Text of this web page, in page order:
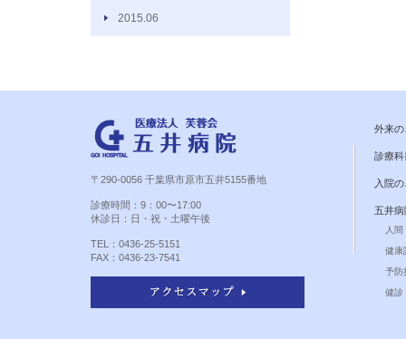
2015.06
〒290-0056 千葉県市原市五井5155番地
診療時間：9：00〜17:00
休診日：日・祝・土曜午後
TEL：0436-25-5151
FAX：0436-23-7541
外来
診療
入院
五井
人
健康
予防
健診